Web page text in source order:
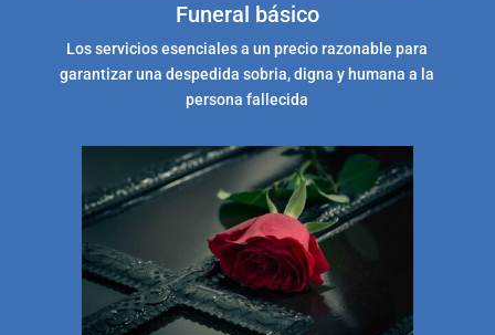
Funeral básico
Los servicios esenciales a un precio razonable para
garantizar una despedida sobria, digna y humana a la
persona fallecida